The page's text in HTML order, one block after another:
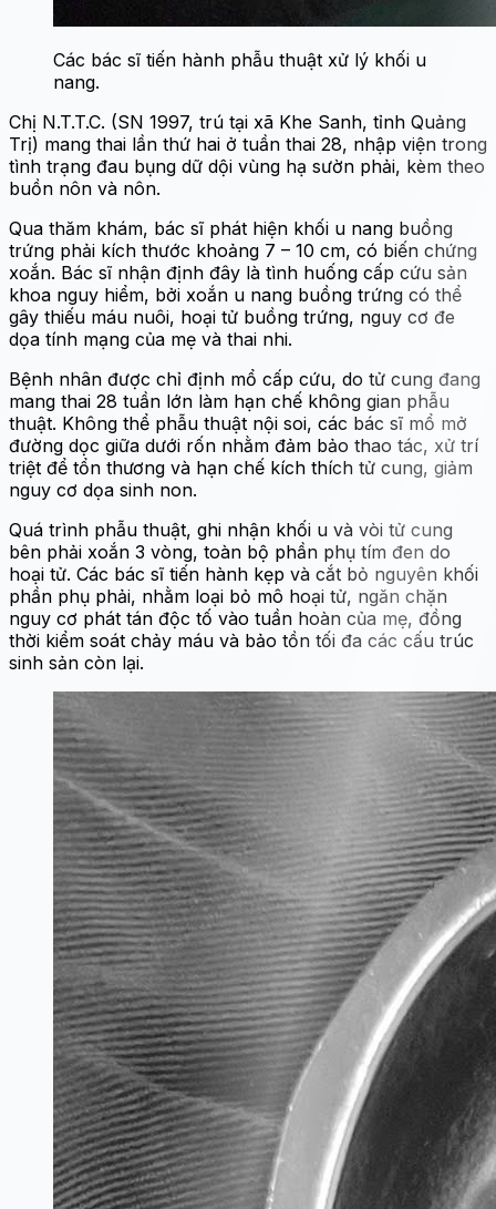
Các bác sĩ tiến hành phẫu thuật xử lý khối u
nang.
Chị N.T.T.C. (SN 1997, trú tại xã Khe Sanh, tỉnh Quảng
Trị) mang thai lần thứ hai ở tuần thai 28, nhập viện trong
tình trạng đau bụng dữ dội vùng hạ sườn phải, kèm theo
buồn nôn và nôn.
Qua thăm khám, bác sĩ phát hiện khối u nang buồng
trứng phải kích thước khoảng 7 – 10 cm, có biến chứng
xoắn. Bác sĩ nhận định đây là tình huống cấp cứu sản
khoa nguy hiểm, bởi xoắn u nang buồng trứng có thể
gây thiếu máu nuôi, hoại tử buồng trứng, nguy cơ đe
dọa tính mạng của mẹ và thai nhi.
Bệnh nhân được chỉ định mổ cấp cứu, do tử cung đang
mang thai 28 tuần lớn làm hạn chế không gian phẫu
thuật. Không thể phẫu thuật nội soi, các bác sĩ mổ mở
đường dọc giữa dưới rốn nhằm đảm bảo thao tác, xử trí
triệt để tổn thương và hạn chế kích thích tử cung, giảm
nguy cơ dọa sinh non.
Quá trình phẫu thuật, ghi nhận khối u và vòi tử cung
bên phải xoắn 3 vòng, toàn bộ phần phụ tím đen do
hoại tử. Các bác sĩ tiến hành kẹp và cắt bỏ nguyên khối
phần phụ phải, nhằm loại bỏ mô hoại tử, ngăn chặn
nguy cơ phát tán độc tố vào tuần hoàn của mẹ, đồng
thời kiểm soát chảy máu và bảo tồn tối đa các cấu trúc
sinh sản còn lại.